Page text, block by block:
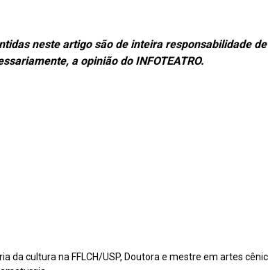
neste artigo são de inteira responsabilidade
a opinião do INFOTEATRO.
da cultura na FFLCH/USP, Doutora e mestre em artes